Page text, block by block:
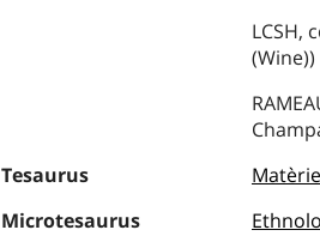
LCSH,
(Wine))
Tesaurus
Microtesaurus